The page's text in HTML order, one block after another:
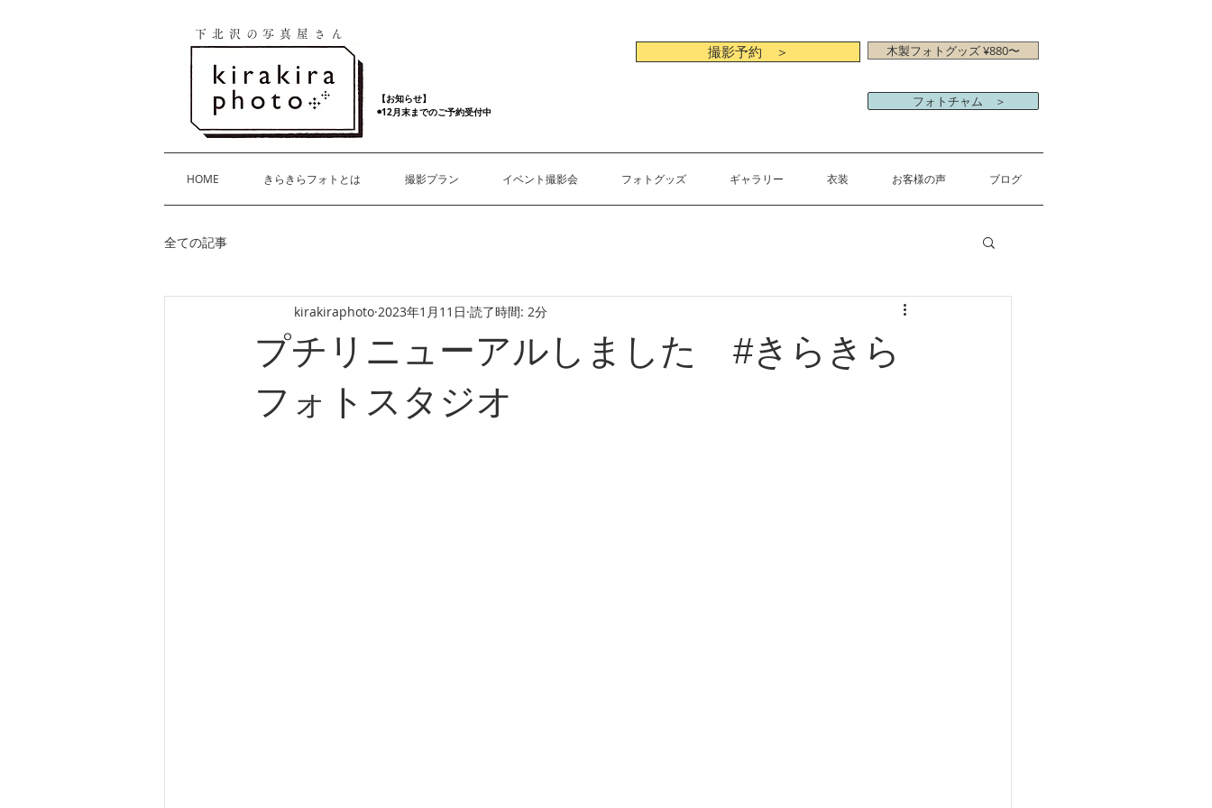
下北沢の写真屋さん
【お知らせ】
◉12月末までのご予約受付中
撮影予約 ＞ 木製フォトグッズ ¥880〜
フォトチャム ＞
HOME きらきらフォトとは 撮影プラン イベント撮影会 フォトグッズ ギャラリー 衣装 お客様の声 ブログ
全ての記事
プチリニューアルしました #きらきら
フォトスタジオ
kirakiraphoto 2023年1月11日 読了時間: 2分